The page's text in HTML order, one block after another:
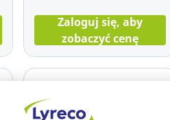
Zaloguj się, aby
zobaczyć cenę